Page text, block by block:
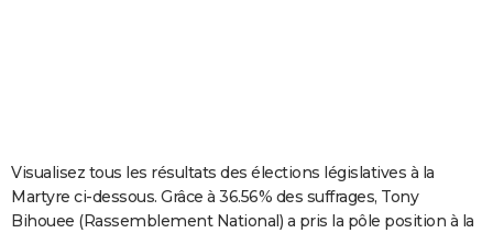
Carte de Noël
Carte Bonne année
Carte Saint-Valentin
Carte Pâques
Carte d'anniversaire
DICTIONNAIRE
Visualisez tous les résultats des élections législatives à la
Martyre ci-dessous. Grâce à 36.56% des suffrages, Tony
Bihouee (Rassemblement National) a pris la pôle position à la